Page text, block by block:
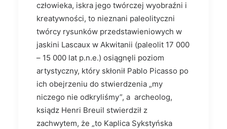
człowieka, iskra jego twórczej wyobraźni i
kreatywności, to nieznani paleolityczni
twórcy rysunków przedstawieniowych w
jaskini Lascaux w Akwitanii (paleolit 17 000
– 15 000 lat p.n.e.) osiągnęli poziom
artystyczny, który skłonił Pablo Picasso po
ich obejrzeniu do stwierdzenia „my
niczego nie odkryliśmy”, a archeolog,
ksiądz Henri Breuil stwierdził z
zachwytem, że „to Kaplica Sykstyńska